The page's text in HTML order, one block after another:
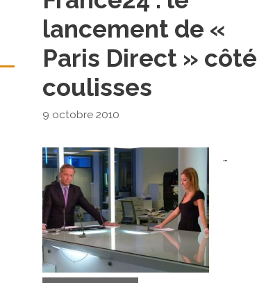
lancement de «
Paris Direct » côté
coulisses
9 octobre 2010
…